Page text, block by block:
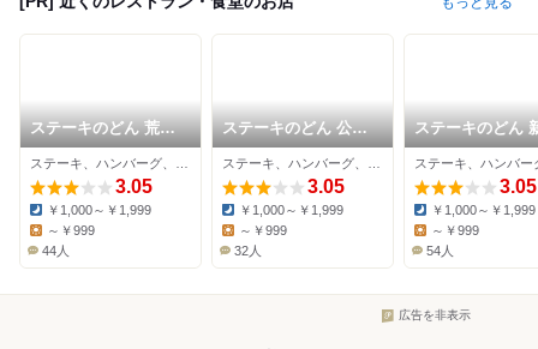
ステーキのどん 荒牧
店
3.05
Dinner:
￥1,000～￥1,999
～￥999
44人
ステーキのどん 公田
店
3.05
Dinner:
￥1,000～￥1,999
～￥999
32人
ステーキのどん
橋店
3.05
Dinner:
￥1,000～￥1,999
～￥999
54人
広告を非表示